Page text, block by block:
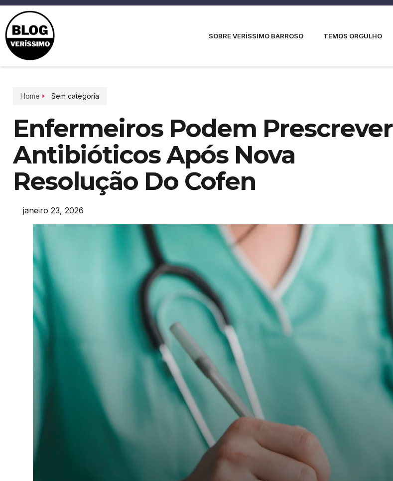
SOBRE VERÍSSIMO BARROSO TEMOS ORGULHO
Home Sem categoria
Enfermeiros Podem Prescrever
Antibióticos Após Nova
Resolução Do Cofen
janeiro 23, 2026